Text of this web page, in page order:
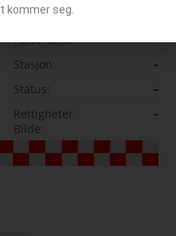
Skumtank:
Pulvertank:
–
Stasjon:
–
Status:
–
Rettigheter
Bilde:
–
kommer seg.